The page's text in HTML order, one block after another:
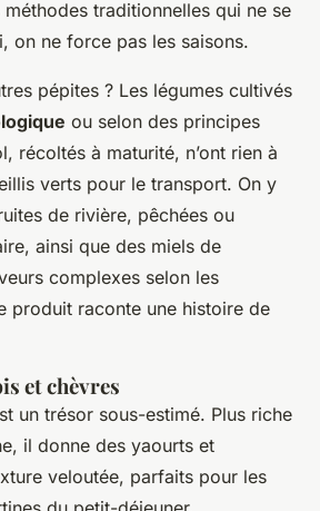
méthodes traditionnelles qui ne se
on ne force pas les saisons.
pépites ? Les légumes cultivés
ou selon des principes
récoltés à maturité, n’ont rien à
verts pour le transport. On y
de rivière, pêchées ou
ainsi que des miels de
complexes selon les
produit raconte une histoire de
et chèvres
un trésor sous-estimé. Plus riche
il donne des yaourts et
veloutée, parfaits pour les